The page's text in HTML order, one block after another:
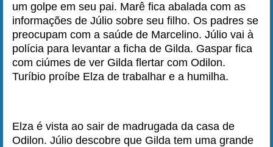
um golpe em seu pai. Marê fica abalada com as
informações de Júlio sobre seu filho. Os padres se
preocupam com a saúde de Marcelino. Júlio vai à
polícia para levantar a ficha de Gilda. Gaspar fica
com ciúmes de ver Gilda flertar com Odilon.
Turíbio proíbe Elza de trabalhar e a humilha.
Elza é vista ao sair de madrugada da casa de
Odilon. Júlio descobre que Gilda tem uma grande